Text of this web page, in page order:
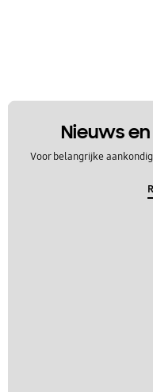
Nieuws
Voor belangrijke